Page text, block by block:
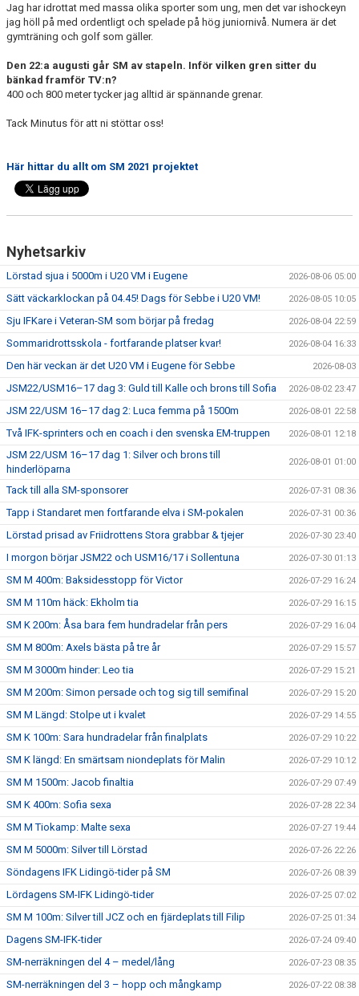
Jag har idrottat med massa olika sporter som ung, men det var ishockeyn
jag höll på med ordentligt och spelade på hög juniornivå. Numera är det
gymträning och golf som gäller.
Den 22:a augusti går SM av stapeln. Inför vilken gren sitter du
bänkad framför TV:n?
400 och 800 meter tycker jag alltid är spännande grenar.
Tack Minutus för att ni stöttar oss!
Här hittar du allt om SM 2021 projektet
Nyhetsarkiv
Lörstad sjua i 5000m i U20 VM i Eugene 2026-08-06 05:00
Sätt väckarklockan på 04.45! Dags för Sebbe i U20 VM! 2026-08-05 10:05
Sju IFKare i Veteran-SM som börjar på fredag 2026-08-04 22:59
Sommaridrottsskola - fortfarande platser kvar! 2026-08-04 16:33
Den här veckan är det U20 VM i Eugene för Sebbe 2026-08-03
JSM22/USM16–17 dag 3: Guld till Kalle och brons till Sofia 2026-08-02 23:47
JSM 22/USM 16–17 dag 2: Luca femma på 1500m 2026-08-01 22:58
Två IFK-sprinters och en coach i den svenska EM-truppen 2026-08-01 12:18
JSM 22/USM 16–17 dag 1: Silver och brons till
hinderlöparna
2026-08-01 01:00
Tack till alla SM-sponsorer 2026-07-31 08:36
Tapp i Standaret men fortfarande elva i SM-pokalen 2026-07-31 00:36
Lörstad prisad av Friidrottens Stora grabbar & tjejer 2026-07-30 23:40
I morgon börjar JSM22 och USM16/17 i Sollentuna 2026-07-30 01:13
SM M 400m: Baksidesstopp för Victor 2026-07-29 16:24
SM M 110m häck: Ekholm tia 2026-07-29 16:15
SM K 200m: Åsa bara fem hundradelar från pers 2026-07-29 16:04
SM M 800m: Axels bästa på tre år 2026-07-29 15:57
SM M 3000m hinder: Leo tia 2026-07-29 15:21
SM M 200m: Simon persade och tog sig till semifinal 2026-07-29 15:20
SM M Längd: Stolpe ut i kvalet 2026-07-29 14:55
SM K 100m: Sara hundradelar från finalplats 2026-07-29 10:22
SM K längd: En smärtsam niondeplats för Malin 2026-07-29 10:12
SM M 1500m: Jacob finaltia 2026-07-29 07:49
SM K 400m: Sofia sexa 2026-07-28 22:34
SM M Tiokamp: Malte sexa 2026-07-27 19:44
SM M 5000m: Silver till Lörstad 2026-07-26 22:26
Söndagens IFK Lidingö-tider på SM 2026-07-26 08:39
Lördagens SM-IFK Lidingö-tider 2026-07-25 07:02
SM M 100m: Silver till JCZ och en fjärdeplats till Filip 2026-07-25 01:34
Dagens SM-IFK-tider 2026-07-24 09:40
SM-nerräkningen del 4 – medel/lång 2026-07-23 08:35
SM-nerräkningen del 3 – hopp och mångkamp 2026-07-22 08:38